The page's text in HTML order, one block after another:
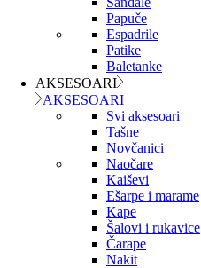
Papuče
Espadrile
Patike
Baletanke
AKSESOARI
AKSESOARI
Svi aksesoari
Tašne
Novčanici
Naočare
Kaiševi
Ešarpe i marame
Kape
Šalovi i rukavice
Čarape
Nakit